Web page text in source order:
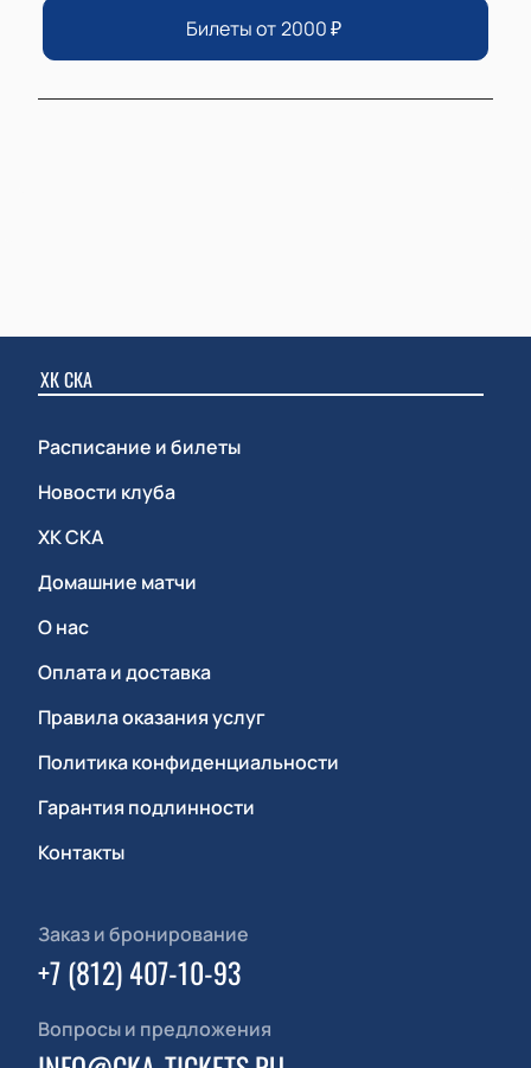
Билеты от 2000₽
ХК СКА
Расписание и билеты
Новости клуба
ХК СКА
Домашние матчи
О нас
Оплата и доставка
Правила оказания услуг
Политика конфиденциальности
Гарантия подлинности
Контакты
Заказ и бронирование
+7 (812) 407-10-93
Вопросы и предложения